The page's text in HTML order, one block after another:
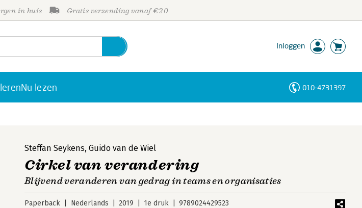
in huis Gratis verzending vanaf €20
Inloggen
Nu lezen 010-4731397
Steffan Seykens, Guido van de Wiel
Cirkel van verandering
Blijvend veranderen van gedrag in teams en organisaties
Paperback Nederlands 2019 1e druk 9789024429523
Personen